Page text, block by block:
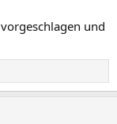
vorgeschlagen und